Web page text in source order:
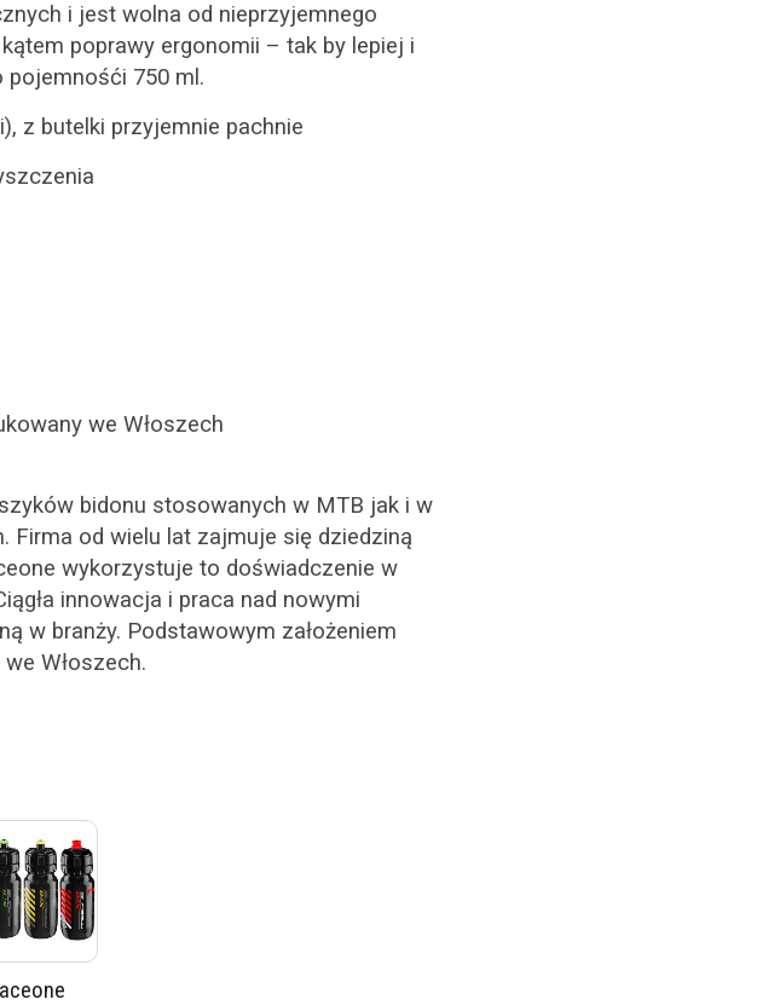
i jest wolna od nieprzyjemnego
poprawy ergonomii – tak by lepiej i
pojemnośći 750 ml.
z butelki przyjemnie pachnie
we Włoszech
bidonu stosowanych w MTB jak i w
Firma od wielu lat zajmuje się dziedziną
wykorzystuje to doświadczenie w
innowacja i praca nad nowymi
w branży. Podstawowym założeniem
Włoszech.